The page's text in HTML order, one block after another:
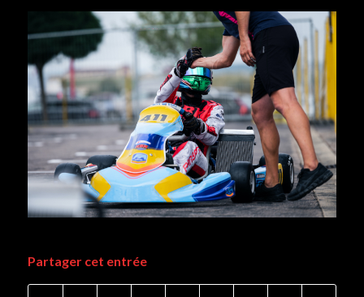
Partager cet entrée